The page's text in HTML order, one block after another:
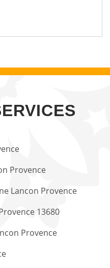
Provence
Lancon Provence
13680
Provence